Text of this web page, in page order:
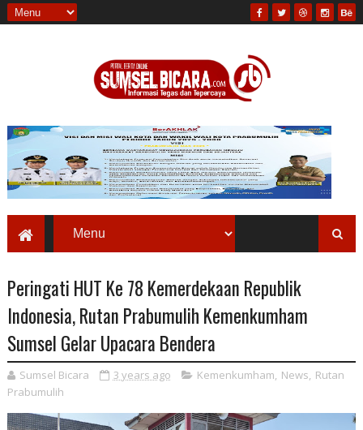
Peringati HUT Ke 78 Kemerdekaan Republik
Indonesia, Rutan Prabumulih Kemenkumham
Sumsel Gelar Upacara Bendera
Sumsel Bicara 3 years ago Kemenkumham, News, Rutan
Prabumulih